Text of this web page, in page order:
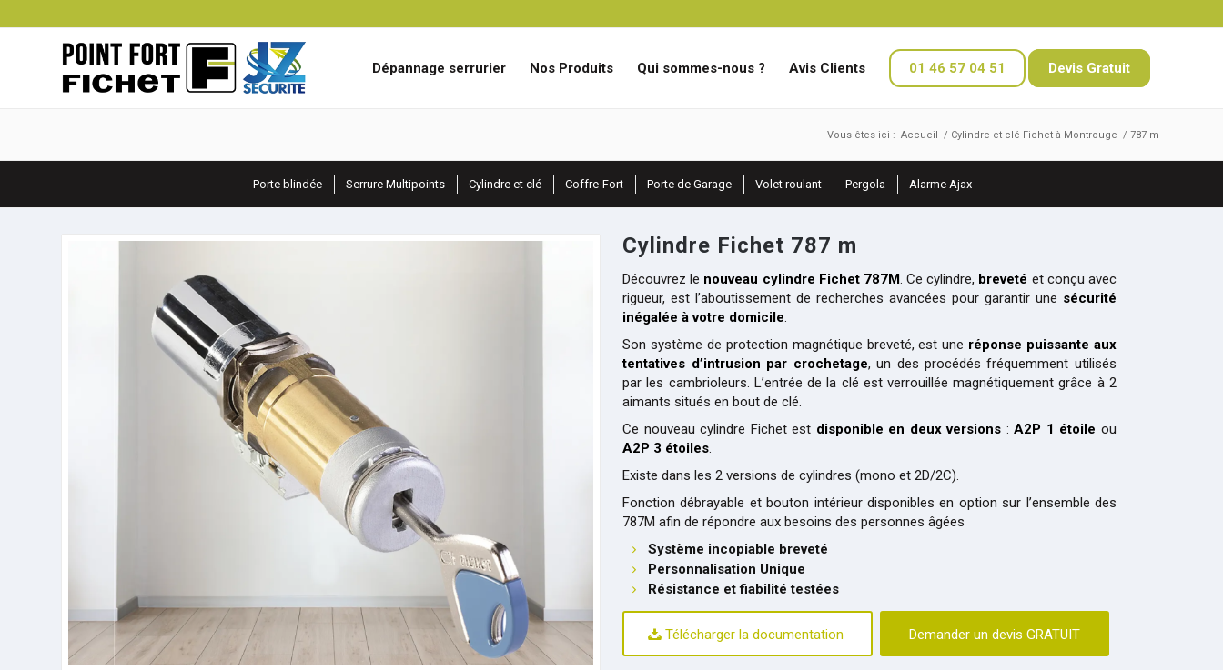
Dépannage serrurier Nos Produits Qui sommes-nous ? Avis Clients 01 46 57 04 51 Devis Gratuit
Vous êtes ici : Accueil / Cylindre et clé Fichet à Montrouge / 787 m
Porte blindée Serrure Multipoints Cylindre et clé Coffre-Fort Porte de Garage Volet roulant Pergola Alarme Ajax
Cylindre Fichet 787 m
Découvrez le nouveau cylindre Fichet 787M. Ce cylindre, breveté et conçu avec
rigueur, est l’aboutissement de recherches avancées pour garantir une sécurité
inégalée à votre domicile.
Son système de protection magnétique breveté, est une réponse puissante aux
tentatives d’intrusion par crochetage, un des procédés fréquemment utilisés
par les cambrioleurs. L’entrée de la clé est verrouillée magnétiquement grâce à 2
aimants situés en bout de clé.
Ce nouveau cylindre Fichet est disponible en deux versions :A2P 1 étoile ou
A2P 3 étoiles.
Existe dans les 2 versions de cylindres (mono et 2D/2C).
Fonction débrayable et bouton intérieur disponibles en option sur l’ensemble des
787M afin de répondre aux besoins des personnes âgées
Système incopiable breveté
Personnalisation Unique
Résistance et fiabilité testées
Télécharger la documentation Demander un devis GRATUIT